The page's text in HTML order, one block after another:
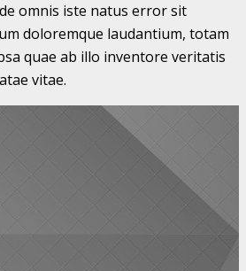
omnis iste natus error sit
doloremque laudantium, totam
quae ab illo inventore veritatis
vitae.